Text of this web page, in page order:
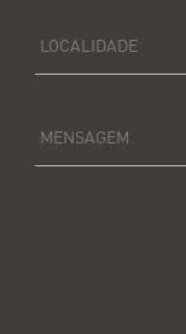
LOCALIDADE
MENSAGEM